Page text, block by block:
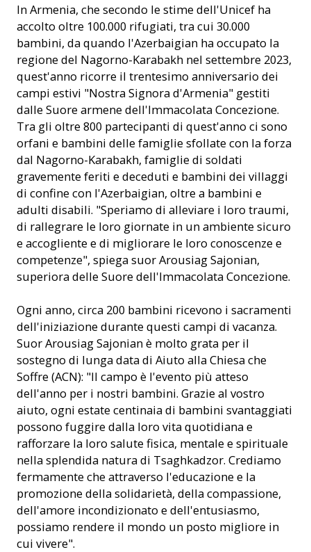
In Armenia, che secondo le stime dell'Unicef ha
accolto oltre 100.000 rifugiati, tra cui 30.000
bambini, da quando l'Azerbaigian ha occupato la
regione del Nagorno-Karabakh nel settembre 2023,
quest'anno ricorre il trentesimo anniversario dei
campi estivi "Nostra Signora d'Armenia" gestiti
dalle Suore armene dell'Immacolata Concezione.
Tra gli oltre 800 partecipanti di quest'anno ci sono
orfani e bambini delle famiglie sfollate con la forza
dal Nagorno-Karabakh, famiglie di soldati
gravemente feriti e deceduti e bambini dei villaggi
di confine con l'Azerbaigian, oltre a bambini e
adulti disabili. "Speriamo di alleviare i loro traumi,
di rallegrare le loro giornate in un ambiente sicuro
e accogliente e di migliorare le loro conoscenze e
competenze", spiega suor Arousiag Sajonian,
superiora delle Suore dell'Immacolata Concezione.
Ogni anno, circa 200 bambini ricevono i sacramenti
dell'iniziazione durante questi campi di vacanza.
Suor Arousiag Sajonian è molto grata per il
sostegno di lunga data di Aiuto alla Chiesa che
Soffre (ACN): "Il campo è l'evento più atteso
dell'anno per i nostri bambini. Grazie al vostro
aiuto, ogni estate centinaia di bambini svantaggiati
possono fuggire dalla loro vita quotidiana e
rafforzare la loro salute fisica, mentale e spirituale
nella splendida natura di Tsaghkadzor. Crediamo
fermamente che attraverso l'educazione e la
promozione della solidarietà, della compassione,
dell'amore incondizionato e dell'entusiasmo,
possiamo rendere il mondo un posto migliore in
cui vivere".